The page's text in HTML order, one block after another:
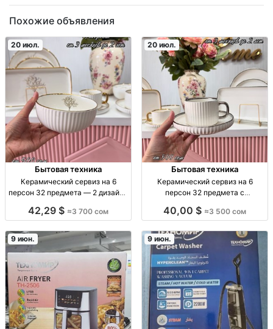
Похожие объявления
20 июл.
Бытовая техника
Керамический сервиз на 6
персон 32 предмета — 2 дизайна
акцентами Сервиз керамический
дизайна (веточный принт;
мраморный узор с золотыми
42,29 $ ≈3 700 сом
20 июл.
Бытовая техника
Керамический сервиз на 6
персон 32 предмета с
окантовкой — 3500 сом
персон; золот/сереб окантовка;
для сервировки дома и подарка;
прочн
40,00 $ ≈3 500 сом
9 июн. 9 июн.